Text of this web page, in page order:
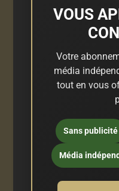
VOUS
Votre
média
tout en vous
Sans publicité
Média